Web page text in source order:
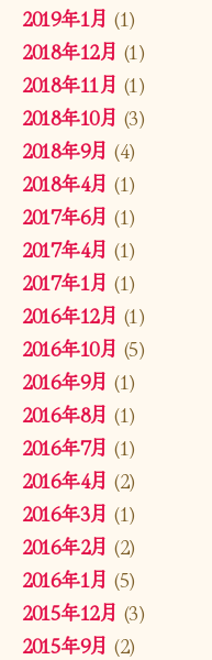
2019年1月 (1)
2018年12月 (1)
2018年11月 (1)
2018年10月 (3)
2018年9月 (4)
2018年4月 (1)
2017年6月 (1)
2017年4月 (1)
2017年1月 (1)
2016年12月 (1)
2016年10月 (5)
2016年9月 (1)
2016年8月 (1)
2016年7月 (1)
2016年4月 (2)
2016年3月 (1)
2016年2月 (2)
2016年1月 (5)
2015年12月 (3)
2015年9月 (2)